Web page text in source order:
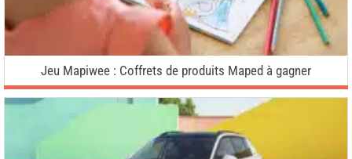
Jeu Mapiwee : Coffrets de produits Maped à gagner